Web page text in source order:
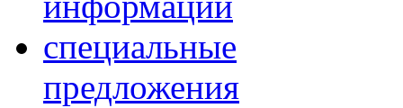
специальные
предложения